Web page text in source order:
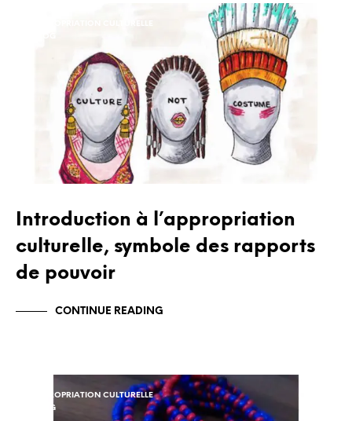
APPROPRIATION CULTURELLE
Introduction à l’appropriation
culturelle, symbole des rapports
de pouvoir
CONTINUE READING
APPROPRIATION CULTURELLE
BLOG